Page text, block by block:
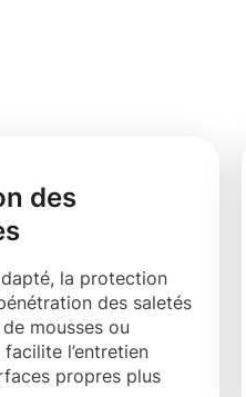
des
la protection
des saletés
mousses ou
l’entretien
propres plus